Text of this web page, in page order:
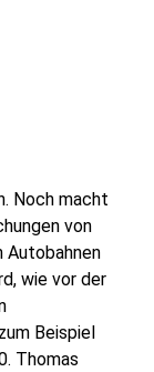
Noch macht
von
Autobahnen
wie vor der
Beispiel
Thomas